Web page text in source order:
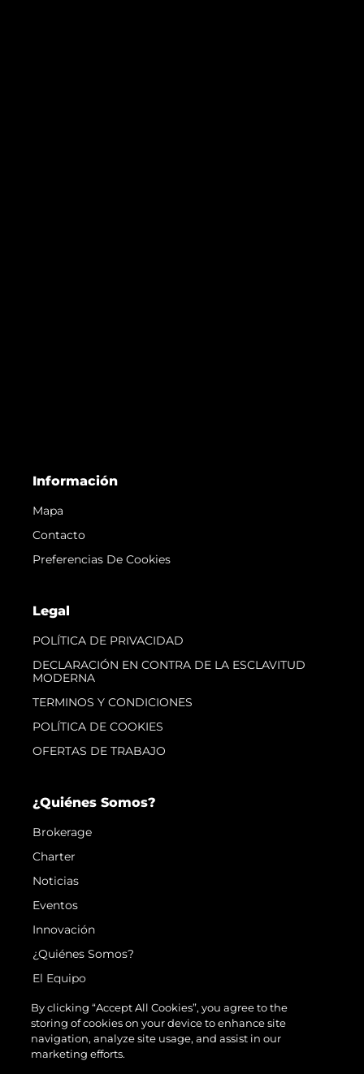
Información
Mapa
Contacto
Preferencias De Cookies
Legal
POLÍTICA DE PRIVACIDAD
DECLARACIÓN EN CONTRA DE LA ESCLAVITUD
MODERNA
TERMINOS Y CONDICIONES
POLÍTICA DE COOKIES
OFERTAS DE TRABAJO
¿Quiénes Somos?
Brokerage
Charter
Noticias
Eventos
Innovación
¿Quiénes Somos?
El Equipo
Estilo De Vida
Historia
Italy Adventures
By clicking “Accept All Cookies”, you agree to the
storing of cookies on your device to enhance site
navigation, analyze site usage, and assist in our
marketing efforts.